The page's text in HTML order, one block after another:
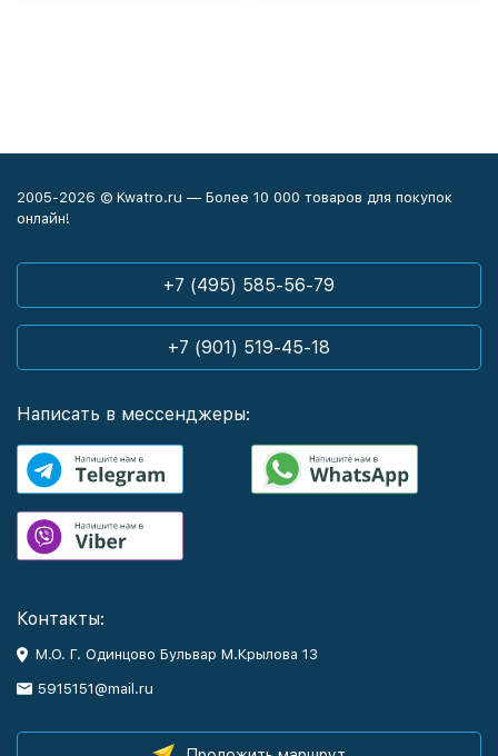
2005-2026 © Kwatro.ru — Более 10 000 товаров для покупок
онлайн!
+7 (495) 585-56-79
+7 (901) 519-45-18
Написать в мессенджеры:
Контакты:
М.О. Г. Одинцово Бульвар М.Крылова 13
5915151@mail.ru